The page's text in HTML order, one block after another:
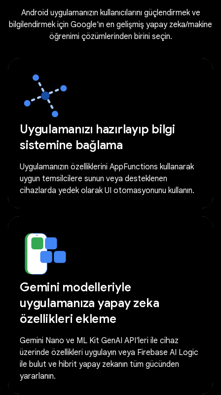
Android uygulamanızın kullanıcılarını güçlendirmek ve
bilgilendirmek için Google'ın en gelişmiş yapay zeka/makine
öğrenimi çözümlerinden birini seçin.
Uygulamanızı hazırlayıp bilgi
sistemine bağlama
Uygulamanızın özelliklerini AppFunctions kullanarak
uygun temsilcilere sunun veya desteklenen
cihazlarda yedek olarak UI otomasyonunu kullanın.
Gemini modelleriyle
uygulamanıza yapay zeka
özellikleri ekleme
Gemini Nano ve ML Kit GenAI API'leri ile cihaz
üzerinde özellikleri uygulayın veya Firebase AI Logic
ile bulut ve hibrit yapay zekanın tüm gücünden
yararlanın.